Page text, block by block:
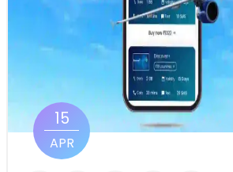
15
APR